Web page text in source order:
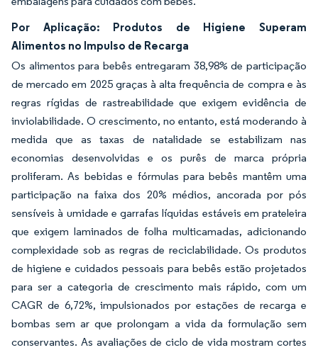
Por Aplicação: Produtos de Higiene Superam
Alimentos no Impulso de Recarga
Os alimentos para bebês entregaram 38,98% de participação
de mercado em 2025 graças à alta frequência de compra e às
regras rígidas de rastreabilidade que exigem evidência de
inviolabilidade. O crescimento, no entanto, está moderando à
medida que as taxas de natalidade se estabilizam nas
economias desenvolvidas e os purês de marca própria
proliferam. As bebidas e fórmulas para bebês mantêm uma
participação na faixa dos 20% médios, ancorada por pós
sensíveis à umidade e garrafas líquidas estáveis em prateleira
que exigem laminados de folha multicamadas, adicionando
complexidade sob as regras de reciclabilidade. Os produtos
de higiene e cuidados pessoais para bebês estão projetados
para ser a categoria de crescimento mais rápido, com um
CAGR de 6,72%, impulsionados por estações de recarga e
bombas sem ar que prolongam a vida da formulação sem
conservantes. As avaliações de ciclo de vida mostram cortes